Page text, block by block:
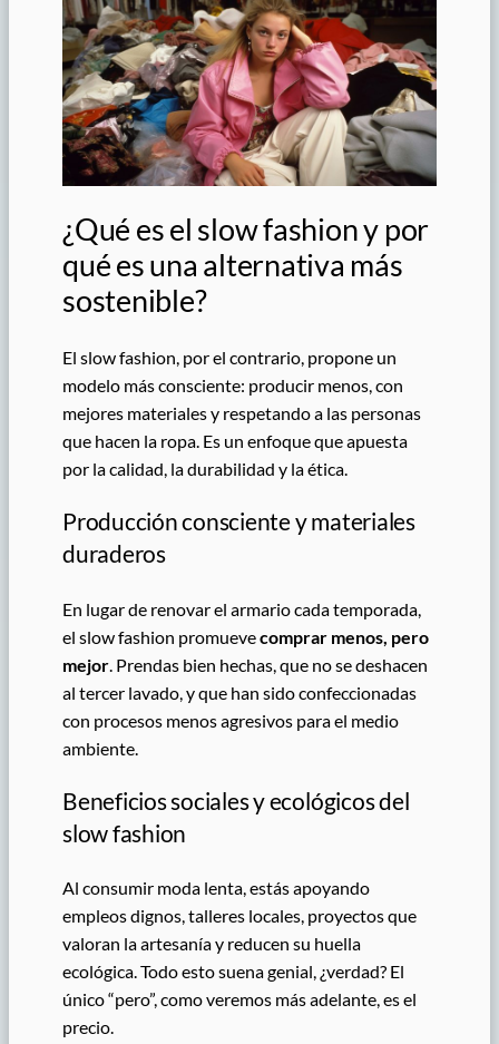
¿Qué es el slow fashion y por
qué es una alternativa más
sostenible?
El slow fashion, por el contrario, propone un
modelo más consciente: producir menos, con
mejores materiales y respetando a las personas
que hacen la ropa. Es un enfoque que apuesta
por la calidad, la durabilidad y la ética.
Producción consciente y materiales
duraderos
En lugar de renovar el armario cada temporada,
el slow fashion promuevecomprar menos, pero
mejor . Prendas bien hechas, que no se deshacen
al tercer lavado, y que han sido confeccionadas
con procesos menos agresivos para el medio
ambiente.
Beneficios sociales y ecológicos del
slow fashion
Al consumir moda lenta, estás apoyando
empleos dignos, talleres locales, proyectos que
valoran la artesanía y reducen su huella
ecológica. Todo esto suena genial, ¿verdad? El
único “pero”, como veremos más adelante, es el
precio.